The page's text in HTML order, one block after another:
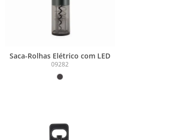
Saca-Rolhas Elétrico com LED
09282